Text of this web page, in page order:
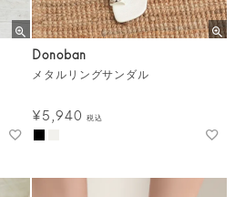
Donoban
メタルリングサンダル
¥5,940 税込